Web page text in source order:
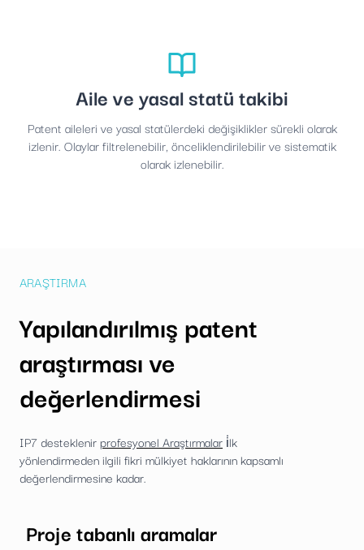
Aile ve yasal statü takibi
Patent aileleri ve yasal statülerdeki değişiklikler sürekli olarak
izlenir. Olaylar filtrelenebilir, önceliklendirilebilir ve sistematik
olarak izlenebilir.
ARAŞTIRMA
Yapılandırılmış patent
araştırması ve
değerlendirmesi
IP7 desteklenirprofesyonel Araştırmalar i̇lk
yönlendirmeden ilgili fikri mülkiyet haklarının kapsamlı
değerlendirmesine kadar.
Proje tabanlı aramalar